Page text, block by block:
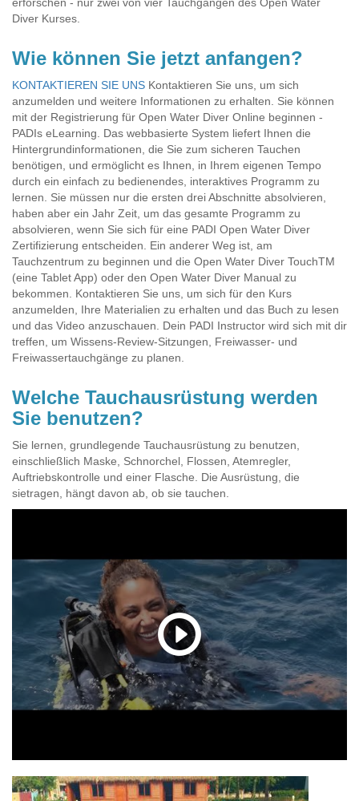
Diver Kurses.
Wie können Sie jetzt anfangen?
KONTAKTIEREN SIE UNS Kontaktieren Sie uns, um sich
anzumelden und weitere Informationen zu erhalten. Sie können
mit der Registrierung für Open Water Diver Online beginnen -
PADIs eLearning. Das webbasierte System liefert Ihnen die
Hintergrundinformationen, die Sie zum sicheren Tauchen
benötigen, und ermöglicht es Ihnen, in Ihrem eigenen Tempo
durch ein einfach zu bedienendes, interaktives Programm zu
lernen. Sie müssen nur die ersten drei Abschnitte absolvieren,
haben aber ein Jahr Zeit, um das gesamte Programm zu
absolvieren, wenn Sie sich für eine PADI Open Water Diver
Zertifizierung entscheiden. Ein anderer Weg ist, am
Tauchzentrum zu beginnen und die Open Water Diver TouchTM
(eine Tablet App) oder den Open Water Diver Manual zu
bekommen. Kontaktieren Sie uns, um sich für den Kurs
anzumelden, Ihre Materialien zu erhalten und das Buch zu lesen
und das Video anzuschauen. Dein PADI Instructor wird sich mit dir
treffen, um Wissens-Review-Sitzungen, Freiwasser- und
Freiwassertauchgänge zu planen.
Welche Tauchausrüstung werden
Sie benutzen?
Sie lernen, grundlegende Tauchausrüstung zu benutzen,
einschließlich Maske, Schnorchel, Flossen, Atemregler,
Auftriebskontrolle und einer Flasche. Die Ausrüstung, die
sietragen, hängt davon ab, ob sie tauchen.